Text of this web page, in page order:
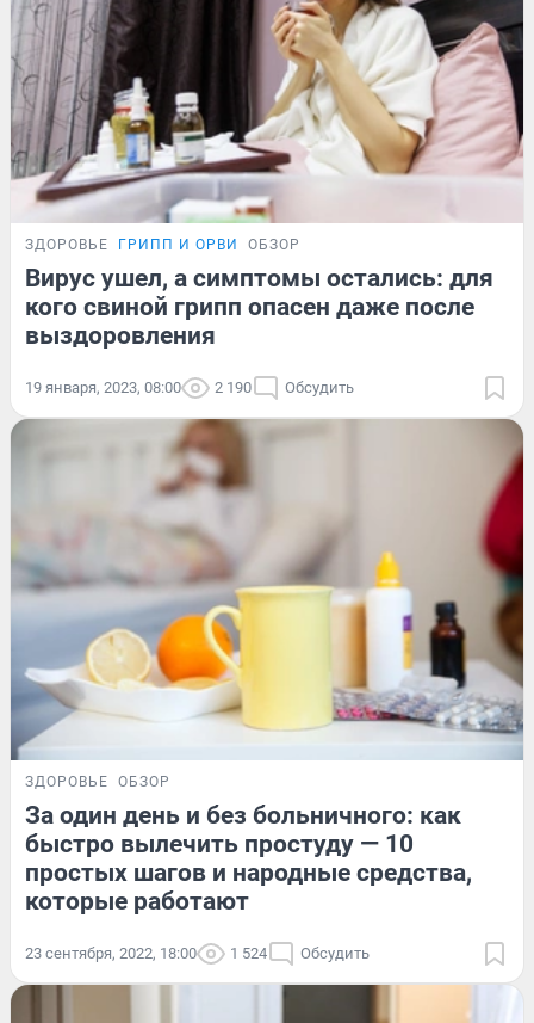
ЗДОРОВЬЕ ГРИПП И ОРВИ ОБЗОР
Вирус ушел, а симптомы остались: для
кого свиной грипп опасен даже после
выздоровления
19 января, 2023, 08:00 2 190 Обсудить
ЗДОРОВЬЕ ОБЗОР
За один день и без больничного: как
быстро вылечить простуду — 10
простых шагов и народные средства,
которые работают
23 сентября, 2022, 18:00 1 524 Обсудить